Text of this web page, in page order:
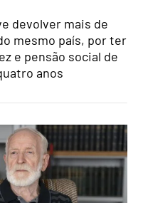
devolver mais de
mesmo país, por ter
e pensão social de
anos